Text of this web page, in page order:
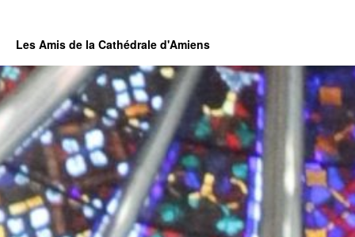
Les Amis de la Cathédrale d'Amiens